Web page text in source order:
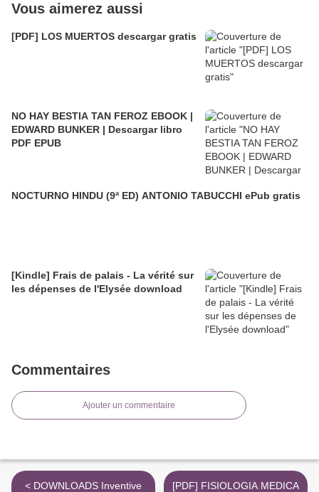
Vous aimerez aussi
[PDF] LOS MUERTOS descargar gratis
NO HAY BESTIA TAN FEROZ EBOOK |
EDWARD BUNKER | Descargar libro
PDF EPUB
NOCTURNO HINDU (9ª ED) ANTONIO TABUCCHI ePub gratis
[Kindle] Frais de palais - La vérité sur
les dépenses de l'Elysée download
Commentaires
Ajouter un commentaire
< DOWNLOADS Inventive
[PDF] FISIOLOGIA MEDICA